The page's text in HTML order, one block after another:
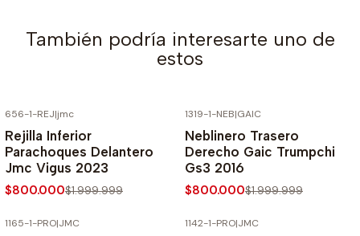
También podría interesarte uno de
estos
656-1-REJ|jmc
Rejilla Inferior
Parachoques Delantero
Jmc Vigus 2023
$800.000$1.999.999
1319-1-NEB|GAIC
Neblinero Trasero
Derecho Gaic Trumpchi
Gs3 2016
$800.000$1.999.999
1165-1-PRO|JMC 1142-1-PRO|JMC